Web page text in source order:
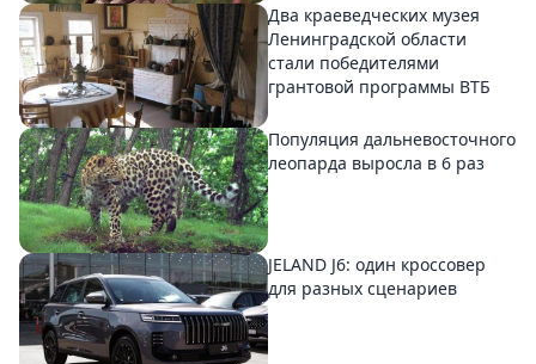
Два краеведческих музея
Ленинградской области
стали победителями
грантовой программы ВТБ
Популяция дальневосточного
леопарда выросла в 6 раз
JELAND J6: один кроссовер
для разных сценариев